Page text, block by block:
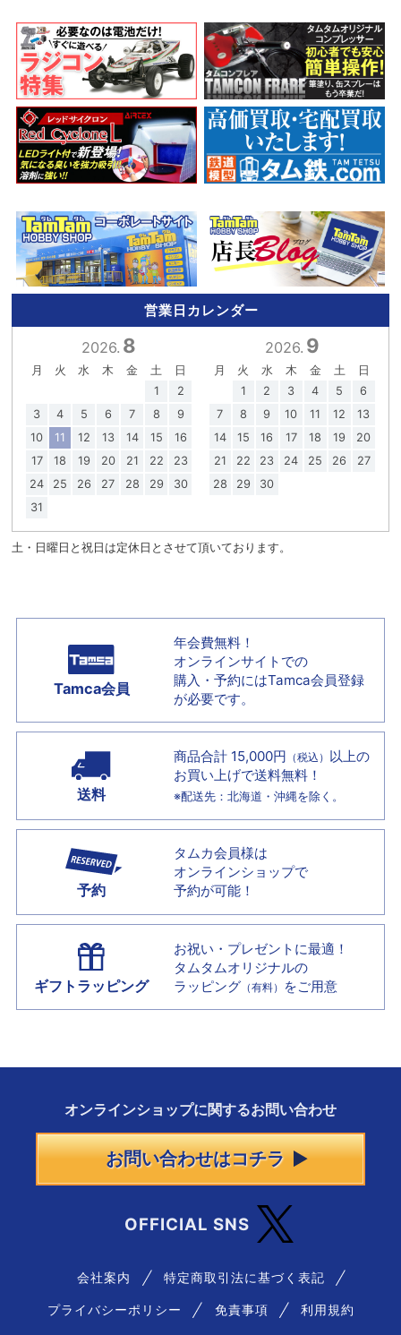
営業日カレンダー
2026. 8
月 火 水 木 金 土
日
1
2
3
4 5 6 7 8
9
10
11 12 13 14 15
16
17
18 19 20 21 22
23
24
25 26 27 28 29
30
31
2026. 9
月 火 水 木 金 土
日
1
2 3 4 5
6
7
8 9 10 11 12
13
14
15 16 17 18 19
20
21
22 23 24 25 26
27
28
29 30
土・日曜日と祝日は定休日とさせて頂いております。
Tamca会員
年会費無料！
オンラインサイトでの
購入・予約にはTamca会員登録
が必要です。
送料
商品合計 15,000円 （税込） 以上の
お買い上げで送料無料！
※配送先：北海道・沖縄を除く。
予約
タムカ会員様は
オンラインショップで
予約が可能！
ギフトラッピング
お祝い・プレゼントに最適！
タムタムオリジナルの
ラッピング （有料） をご用意
オンラインショップに関するお問い合わせ
お問い合わせはコチラ
OFFICIAL SNS
会社案内 特定商取引法に基づく表記
プライバシーポリシー 免責事項 利用規約